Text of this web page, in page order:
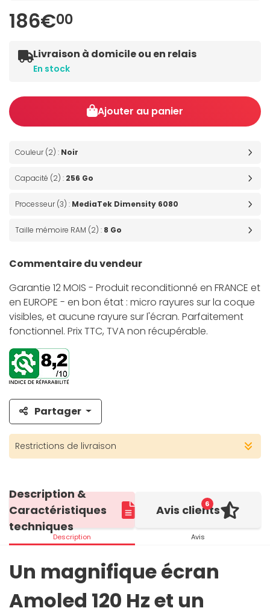
186€00
Livraison à domicile ou en relais
En stock
Ajouter au panier
Couleur (2) : Noir
Capacité (2) : 256 Go
Processeur (3) : MediaTek Dimensity 6080
Taille mémoire RAM (2) : 8 Go
Commentaire du vendeur
Garantie 12 MOIS - Produit reconditionné en FRANCE et
en EUROPE - en bon état : micro rayures sur la coque
visibles, et aucune rayure sur l'écran. Parfaitement
fonctionnel. Prix TTC, TVA non récupérable.
Partager
Restrictions de livraison
Description &
Caractéristiques
techniques
Description
6
Avis clients
Avis
Un magnifique écran
Amoled 120 Hz et un